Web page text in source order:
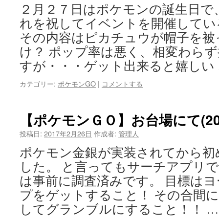
２月２７日はポケモンの誕生日
れを祝してイベントを開催して
その内容はピカチュウが帽子を
け？ ポップ率は悪く、相変わら
すが・・・ゲット出来ると嬉し
カテゴリー: ポケモンGO | コメントする
【ポケモンＧＯ】お台場にて
投稿日: 2017年2月26日 作成者: 管理人
ポケモン金銀が実装されてから
した。 と言ってもサーチアプリ
は事前に調査済みです。 目標は
プをゲットすること！ その合間
してグランブルにすること！！